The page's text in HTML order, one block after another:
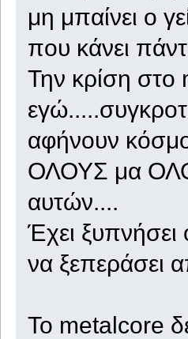
μη μπαίνει ο
που κάνει
Την κρίση
αφήνουν
ΟΛΟΥΣ μα
αυτών....
Έχει
να ξεπεράσει
Το metalcore